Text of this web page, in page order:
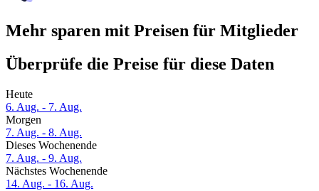
Mehr sparen mit Preisen für Mitglieder
Überprüfe die Preise für diese Daten
Heute
6. Aug. - 7. Aug.
Morgen
7. Aug. - 8. Aug.
Dieses Wochenende
7. Aug. - 9. Aug.
Nächstes Wochenende
14. Aug. - 16. Aug.